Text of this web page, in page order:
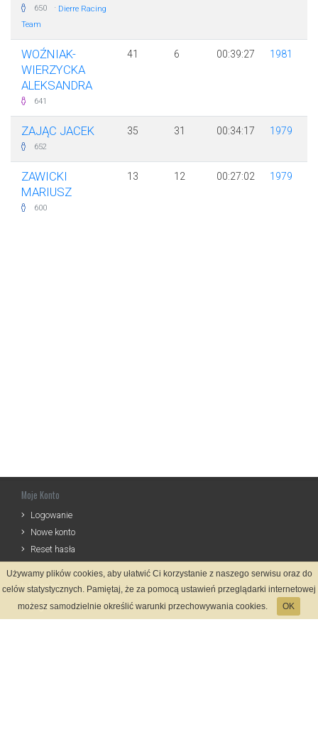
650 · Dierre Racing
Team
WOŹNIAK-
WIERZYCKA
ALEKSANDRA
641
41 6 00:39:27 1981
ZAJĄC JACEK
652
35 31 00:34:17 1979
ZAWICKI
MARIUSZ
600
13 12 00:27:02 1979
Moje Konto
Logowanie
Nowe konto
Reset hasła
Informacje
Regulamin
Używamy plików cookies, aby ułatwić Ci korzystanie z naszego serwisu oraz do
celów statystycznych. Pamiętaj, że za pomocą ustawień przeglądarki internetowej
możesz samodzielnie określić warunki przechowywania cookies.
OK